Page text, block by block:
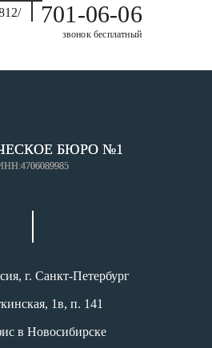
701-06-06
звонок бесплатный
БЮРО №1
г. Санкт-Петербург
1в, п. 141
в Новосибирске